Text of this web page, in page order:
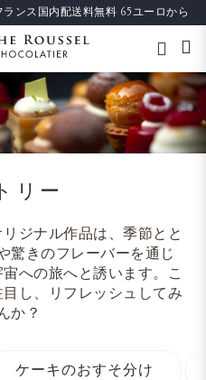
ンス国内配送料無料 65ユーロから
リー
ジナル作品は、季節とと
驚きのフレーバーを通じ
への旅へと誘います。こ
し、リフレッシュしてみ
か？
ケーキのおすそ分け